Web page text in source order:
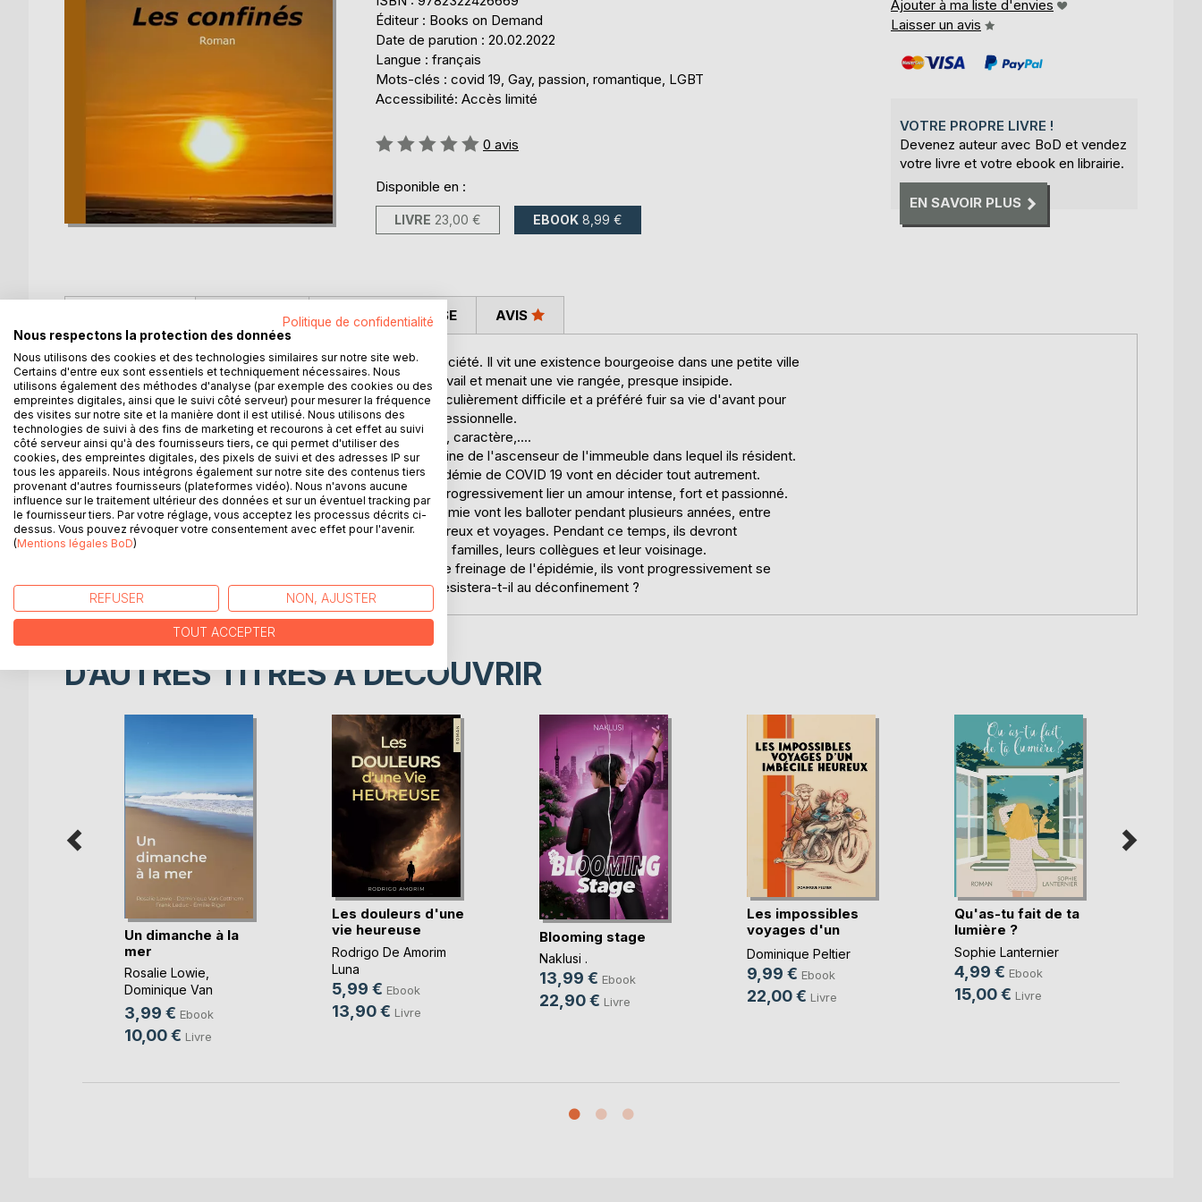
Éditeur : Books on Demand
Date de parution : 20.02.2022
Langue : français
Mots-clés : covid 19, Gay, passion, romantique, LGBT
Accessibilité: Accès limité
Évaluation:
0 avis
Disponible en :
LIVRE 23,00 € EBOOK 8,99 €
Ajouter à ma liste d'envies
Laisser un avis
VOTRE PROPRE LIVRE !
Devenez auteur avec BoD et vendez
votre livre et votre ebook en librairie.
EN SAVOIR PLUS
Paul est un homme particulièrement bien inséré dans la société. Il vit une existence bourgeoise dans une petite ville
de l'agglomération bordelaise. Il est passionné par son travail et menait une vie rangée, presque insipide.
Julien est un jeune homme qui a connu une jeunesse particulièrement difficile et a préféré fuir sa vie d'avant pour
s'installer dans le Sud-Ouest pour y construire sa vie professionnelle.
Tout oppose ces deux hommes : génération, statut social, caractère,....
Pourtant, ils feront fortuitement connaissance dans la cabine de l'ascenseur de l'immeuble dans lequel ils résident.
Rien ne les prédestinait à s'aimer mais les aléas de la pandémie de COVID 19 vont en décider tout autrement.
Confinés l'un et l'autre dans le même immeuble, ils vont progressivement lier un amour intense, fort et passionné.
Mais, les rebondissements liés à la progression de l'épidémie vont les balloter pendant plusieurs années, entre
enfermement forcé, relations sexuelles, balades en amoureux et voyages. Pendant ce temps, ils devront
également gérer les relations avec leurs entourages, leurs familles, leurs collègues et leur voisinage.
Ébranlés par les confinements, les différentes mesures de freinage de l'épidémie, ils vont progressivement se
découvrir jusqu'à devenir inséparables. Mais leur amour résistera-t-il au déconfinement ?
AUTEUR(S) CRITIQUES PRESSE AVIS
D’AUTRES TITRES À DÉCOUVRIR
Un dimanche à la
mer
Rosalie Lowie
Dominique Van
Cotthem, ...
3,99 € Ebook
10,00 € Livre
Les douleurs d'une
vie heureuse
Rodrigo De Amorim
Luna
5,99 € Ebook
13,90 € Livre
Blooming stage
Naklusi .
13,99 € Ebook
22,90 € Livre
Les impossibles
voyages d'un
imbéc(...)
Dominique Peltier
9,99 € Ebook
22,00 € Livre
Qu'as-tu fait de ta
lumière ?
Sophie Lanternier
4,99 € Ebook
15,00 € Livre
Politique de confidentialité
Nous respectons la protection des données
Nous utilisons des cookies et des technologies similaires sur notre site web.
Certains d'entre eux sont essentiels et techniquement nécessaires. Nous
utilisons également des méthodes d'analyse (par exemple des cookies ou des
empreintes digitales, ainsi que le suivi côté serveur) pour mesurer la fréquence
des visites sur notre site et la manière dont il est utilisé. Nous utilisons des
technologies de suivi à des fins de marketing et recourons à cet effet au suivi
côté serveur ainsi qu'à des fournisseurs tiers, ce qui permet d'utiliser des
cookies, des empreintes digitales, des pixels de suivi et des adresses IP sur
tous les appareils. Nous intégrons également sur notre site des contenus tiers
provenant d'autres fournisseurs (plateformes vidéo). Nous n'avons aucune
influence sur le traitement ultérieur des données et sur un éventuel tracking par
le fournisseur tiers. Par votre réglage, vous acceptez les processus décrits ci-
dessus. Vous pouvez révoquer votre consentement avec effet pour l'avenir.
(Mentions légales BoD)
REFUSER NON, AJUSTER
TOUT ACCEPTER